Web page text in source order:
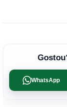
WhatsApp